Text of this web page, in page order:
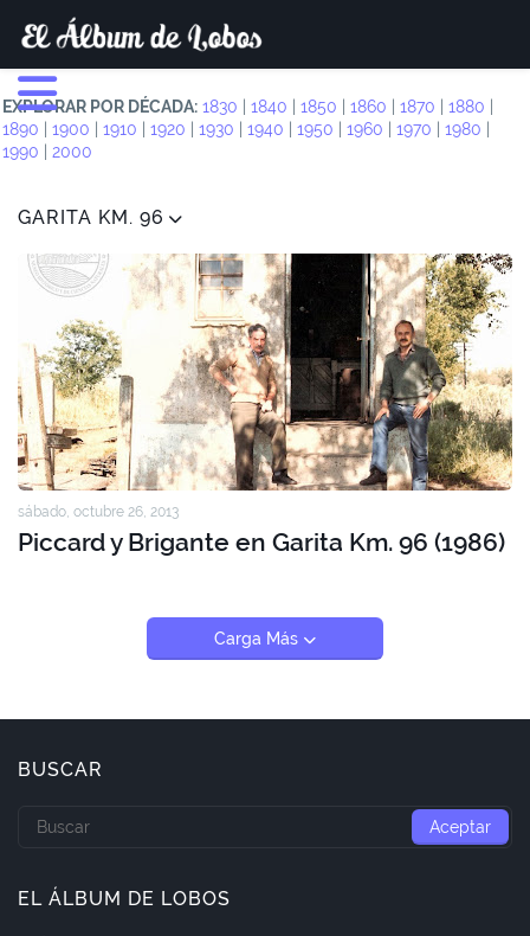
EXPLORAR POR DÉCADA: 1830 1840 1850 1860 1870 1880
1890
1900 1910 1920 1930 1940 1950 1960 1970 1980
1990
2000
GARITA KM. 96
sábado, octubre 26, 2013
Piccard y Brigante en Garita Km. 96 (1986)
Carga Más
BUSCAR
EL ÁLBUM DE LOBOS